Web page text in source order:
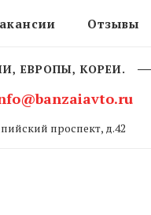
Отзывы
ЕВРОПЫ, КОРЕИ.
проспект, д.42